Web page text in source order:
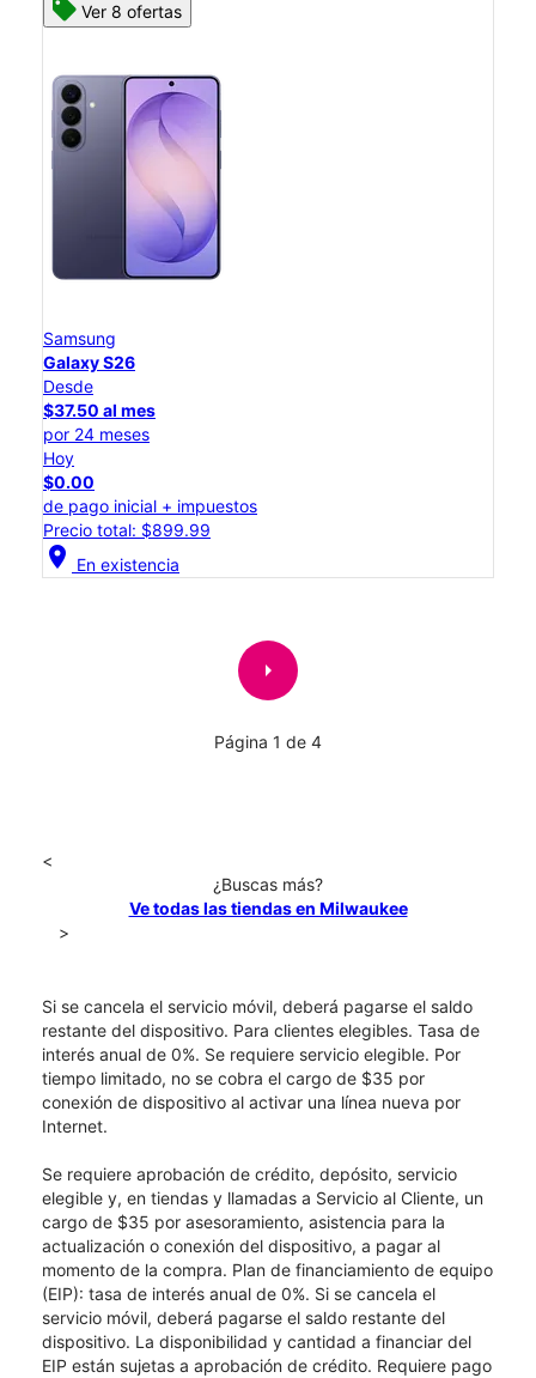
Ver 8 ofertas
Samsung
Galaxy S26
Desde
$37.50 al mes
por 24 meses
Hoy
$0.00
de pago inicial + impuestos
Precio total: $899.99
location_on En existencia
arrow_right
Página 1 de 4
<
¿Buscas más?
Ve todas las tiendas en Milwaukee
>
Si se cancela el servicio móvil, deberá pagarse el saldo
restante del dispositivo. Para clientes elegibles. Tasa de
interés anual de 0%. Se requiere servicio elegible. Por
tiempo limitado, no se cobra el cargo de $35 por
conexión de dispositivo al activar una línea nueva por
Internet.
Se requiere aprobación de crédito, depósito, servicio
elegible y, en tiendas y llamadas a Servicio al Cliente, un
cargo de $35 por asesoramiento, asistencia para la
actualización o conexión del dispositivo, a pagar al
momento de la compra. Plan de financiamiento de equipo
(EIP): tasa de interés anual de 0%. Si se cancela el
servicio móvil, deberá pagarse el saldo restante del
dispositivo. La disponibilidad y cantidad a financiar del
EIP están sujetas a aprobación de crédito. Requiere pago